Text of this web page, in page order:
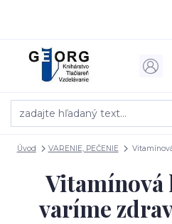
Úvod VARENIE, PEČENIE
Vitamínová
varíme